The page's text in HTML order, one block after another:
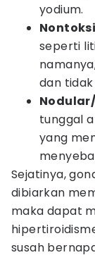
yodium.
seperti
dan
tunggal
yang
Sejatinya,
dibiarkan
maka dapat
susah